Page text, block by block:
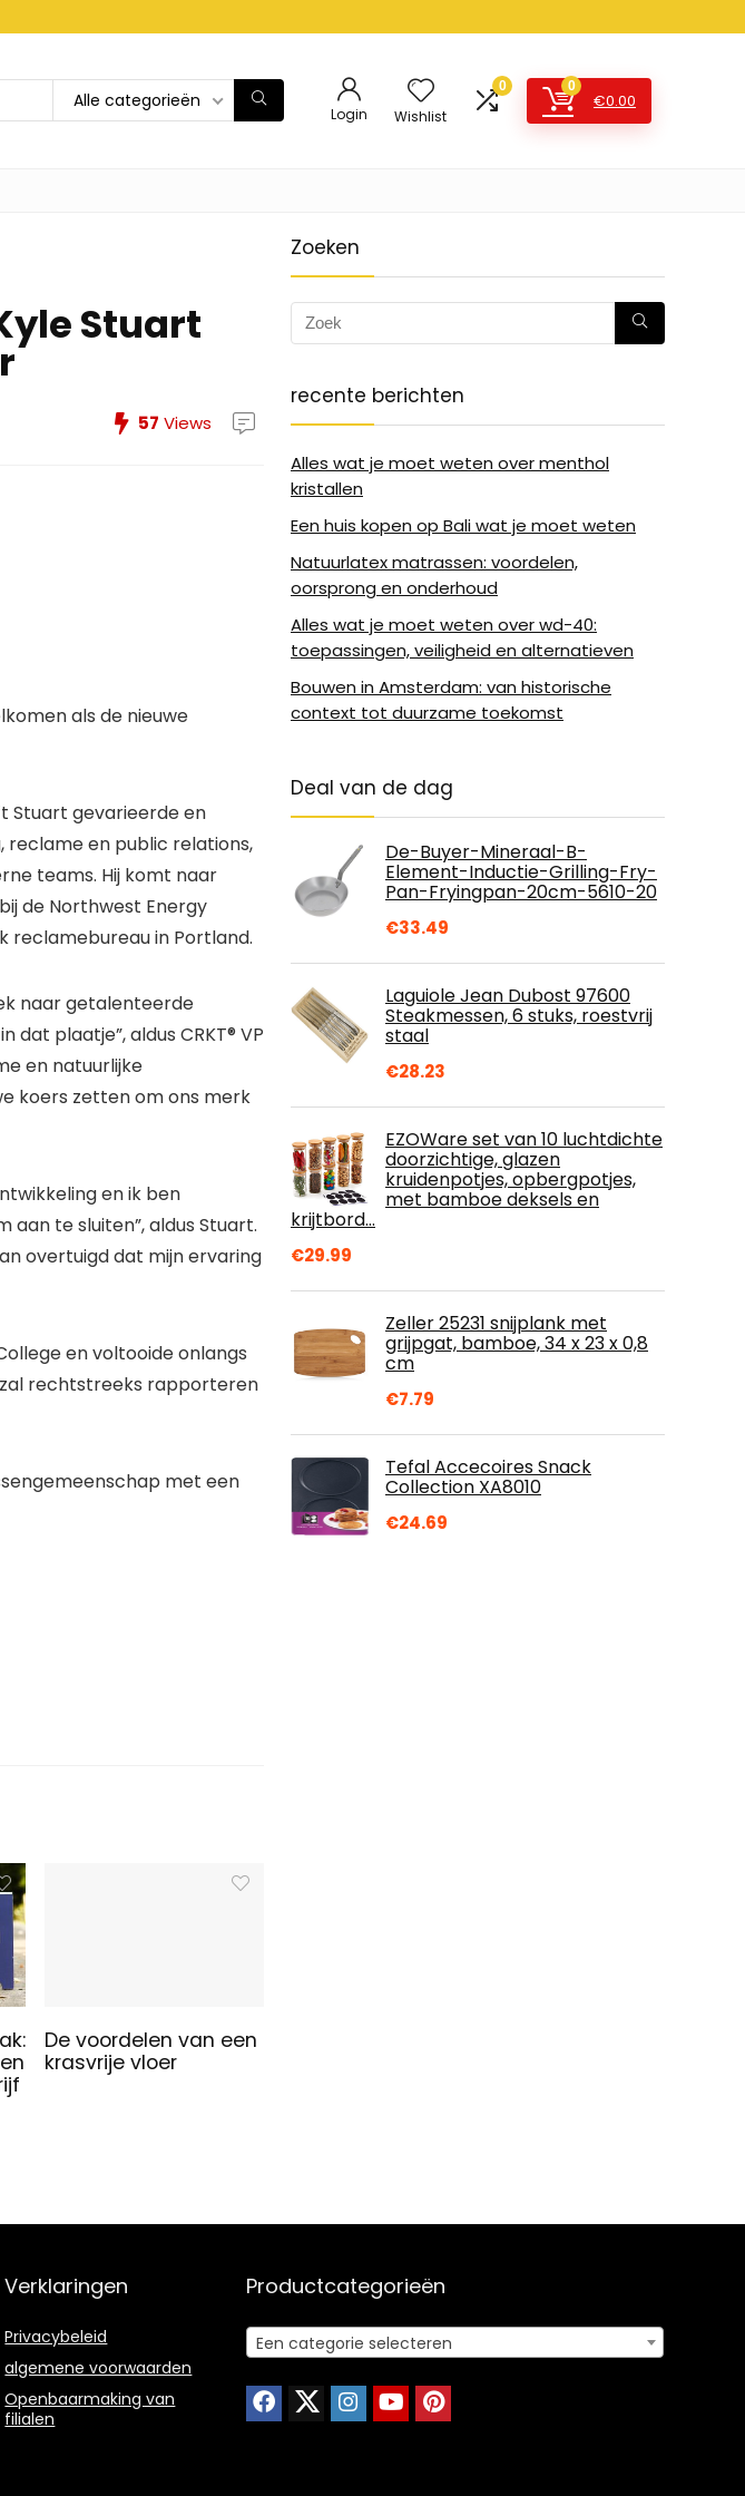
Alle categorieën
Login Wishlist
0 0
€0.00
Stuart
57 Views
als de nieuwe
Stuart gevarieerde en
en public relations,
teams. Hij komt naar
de Northwest Energy
reclamebureau in Portland.
naar getalenteerde
plaatje”, aldus CRKT® VP
en natuurlijke
koers zetten om ons merk
en ik ben
te sluiten”, aldus Stuart.
overtuigd dat mijn ervaring
en voltooide onlangs
zal rechtstreeks rapporteren
met een
De voordelen van een
krasvrije vloer
Zoeken
recente berichten
Alles wat je moet weten over menthol
kristallen
Een huis kopen op Bali wat je moet weten
Natuurlatex matrassen: voordelen,
oorsprong en onderhoud
Alles wat je moet weten over wd-40:
toepassingen, veiligheid en alternatieven
Bouwen in Amsterdam: van historische
context tot duurzame toekomst
Deal van de dag
De-Buyer-Mineraal-B-
Element-Inductie-Grilling-Fry-
Pan-Fryingpan-20cm-5610-20
€33.49
Laguiole Jean Dubost 97600
Steakmessen, 6 stuks, roestvrij
staal
€28.23
EZOWare set van 10 luchtdichte
doorzichtige, glazen
kruidenpotjes, opbergpotjes,
met bamboe deksels en
krijtbord…
€29.99
Zeller 25231 snijplank met
grijpgat, bamboe, 34 x 23 x 0,8
cm
€7.79
Tefal Accecoires Snack
Collection XA8010
€24.69
Verklaringen
Privacybeleid
algemene voorwaarden
Openbaarmaking van
filialen
Productcategorieën
Een categorie selecteren